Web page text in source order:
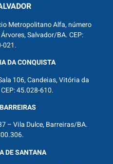
Metropolitano Alfa, número
Salvador/BA. CEP:
021.
DA CONQUISTA
106, Candeias, Vitória da
45.028-610.
– Vila Dulce, Barreiras/BA.
DE SANTANA